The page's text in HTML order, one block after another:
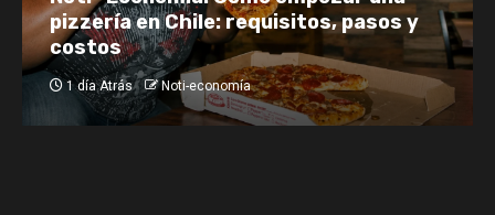
Netflix enfrenta el reto de retener a
su audiencia
1 día Atrás Noti-economía